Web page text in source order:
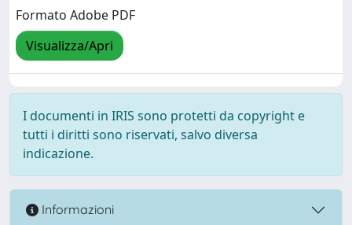
Formato Adobe PDF
Visualizza/Apri
I documenti in IRIS sono protetti da copyright e
tutti i diritti sono riservati, salvo diversa
indicazione.
Informazioni